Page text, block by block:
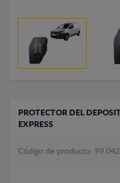
PROTECTOR DEL
EXPRESS
Código de producto: 99.042